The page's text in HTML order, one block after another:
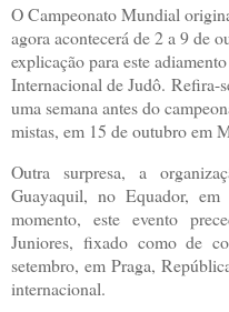
O Campeonato Mundial
agora acontecerá de 2 a 9 de
explicação para este
Internacional de Judô. Refira-
uma semana antes do
mistas, em 15 de outubro em
Outra surpresa, a
Guayaquil, no Equador,
momento, este evento
Juniores, fixado como de
setembro, em Praga,
internacional.